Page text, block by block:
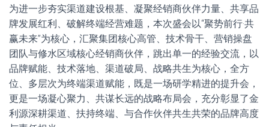
为进一步夯实渠道建设根基、凝聚经销商伙伴力量、共享品
牌发展红利、破解终端经营难题，本次盛会以“聚势前行·共
赢未来”为核心，汇聚集团核心高管、技术骨干、营销操盘
团队与修水区域核心经销商伙伴，跳出单一的经验交流，以
品牌赋能、技术落地、渠道破局、战略共生为核心，全方
位、多层次为终端渠道赋能，既是一场研学精进的提升会，
更是一场凝心聚力、共谋长远的战略布局会，充分彰显了金
利源深耕渠道、扶持终端、与合作伙伴共生共荣的品牌高度